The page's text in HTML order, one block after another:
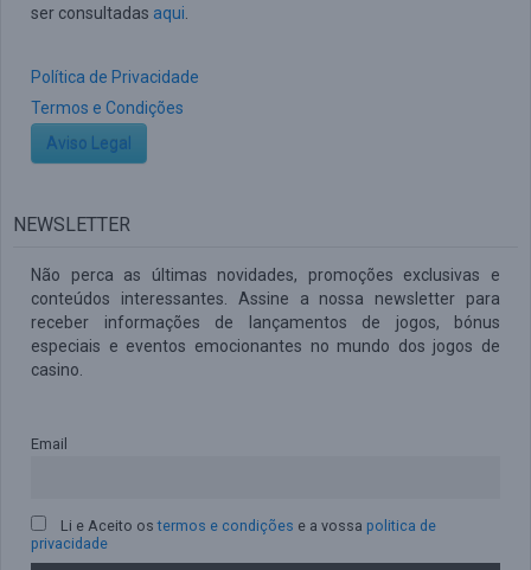
ser consultadas aqui
Política de Privacidade
Termos e Condições
Aviso Legal
NEWSLETTER
Não perca as últimas novidades, promoções exclusivas e
conteúdos interessantes. Assine a nossa newsletter para
receber informações de lançamentos de jogos, bónus
especiais e eventos emocionantes no mundo dos jogos de
casino.
Email
Li e Aceito ostermos e condições e a vossa politica de
privacidade